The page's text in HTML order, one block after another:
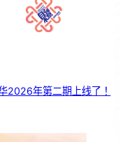
2026年第二期上线了！